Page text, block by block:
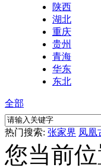
陕西
湖北
重庆
贵州
青海
华东
东北
全部
热门搜索: 张家界 凤凰
您当前位